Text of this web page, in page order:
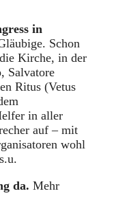
in
Schon
Kirche, in der
Salvatore
Ritus (Vetus
in aller
auf – mit
wohl
da. Mehr